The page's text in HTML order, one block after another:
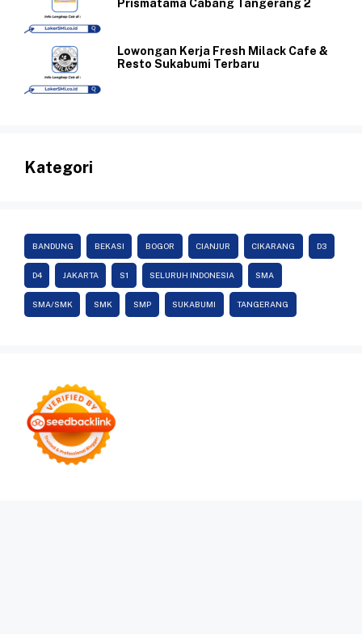
Prismatama Cabang Tangerang 2
Lowongan Kerja Fresh Milack Cafe &
Resto Sukabumi Terbaru
Kategori
BANDUNG BEKASI BOGOR CIANJUR CIKARANG D3
D4 JAKARTA S1 SELURUH INDONESIA SMA
SMA/SMK SMK SMP SUKABUMI TANGERANG